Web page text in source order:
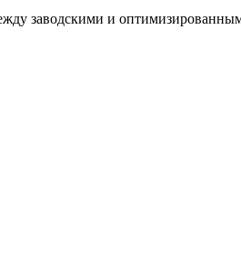
заводскими и